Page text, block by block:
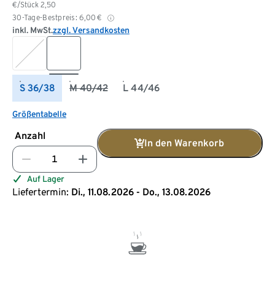
€/Stück 2,50
30-Tage-Bestpreis: 6,00 €
inkl. MwSt.zzgl. Versandkosten
S 36/38 M 40/42 L 44/46
Größentabelle
Anzahl
In den Warenkorb
Auf Lager
Liefertermin: Di., 11.08.2026 - Do., 13.08.2026